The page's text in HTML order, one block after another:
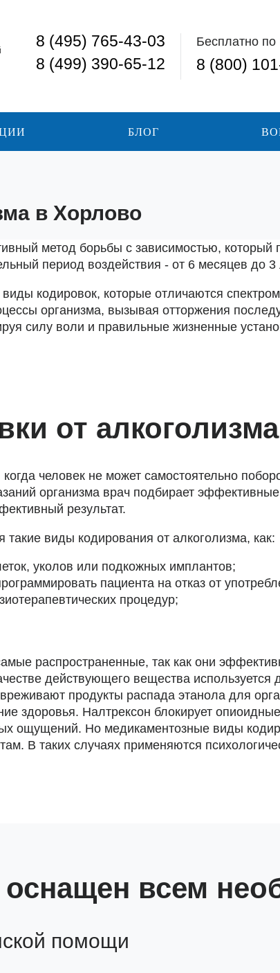
8 (495) 765-43-03
8 (499) 390-65-12
Бесплатно
8 (800)
БЛОГ
в Хорлово
метод борьбы с зависимостью, который
период воздействия - от 6 месяцев до 3
кодировок, которые отличаются
организма, вызывая отторжения
силу воли и правильные жизненные
от алкоголизма
человек не может самостоятельно
организма врач подбирает
результат.
виды кодирования от алкоголизма, как:
уколов или подкожных имплантов;
пациента на отказ от
процедур;
распространенные, так как они
действующего вещества
продукты распада этанола для
здоровья. Налтрексон блокирует
ощущений. Но медикаментозные виды
В таких случаях применяются
всем
помощи